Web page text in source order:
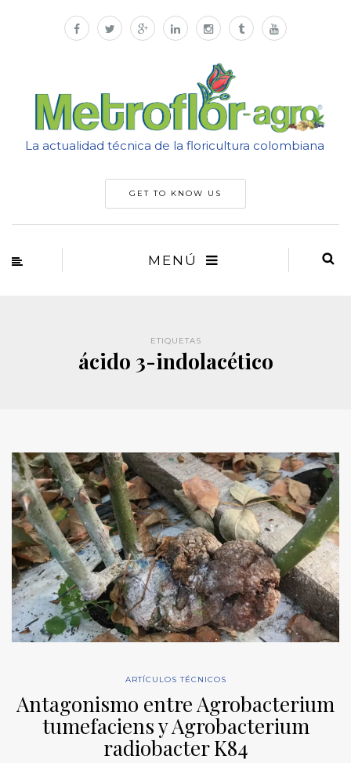
La actualidad técnica de la floricultura colombiana
GET TO KNOW US
MENÚ
ETIQUETAS
ácido 3-indolacético
ARTÍCULOS TÉCNICOS
Antagonismo entre Agrobacterium
tumefaciens y Agrobacterium
radiobacter K84